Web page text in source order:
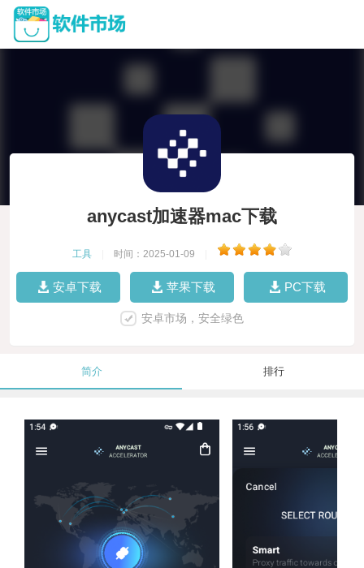
anycast加速器mac下载
工具 时间：2025-01-09
安卓下载 苹果下载 PC下载
安卓市场，安全绿色
简介 排行